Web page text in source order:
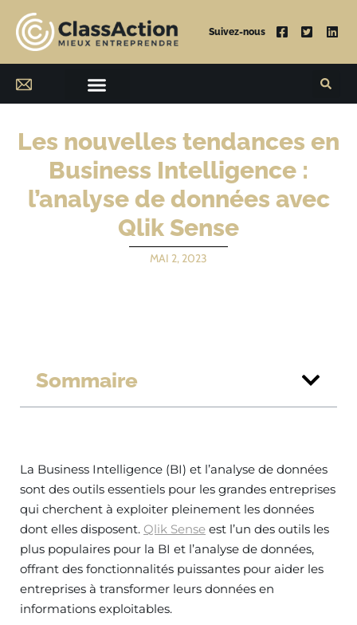
Suivez-nous
Les nouvelles tendances en
Business Intelligence :
l’analyse de données avec
Qlik Sense
MAI 2, 2023
Sommaire
La Business Intelligence (BI) et l’analyse de données
sont des outils essentiels pour les grandes entreprises
qui cherchent à exploiter pleinement les données
dont elles disposent. Qlik Sense est l’un des outils les
plus populaires pour la BI et l’analyse de données,
offrant des fonctionnalités puissantes pour aider les
entreprises à transformer leurs données en
informations exploitables.